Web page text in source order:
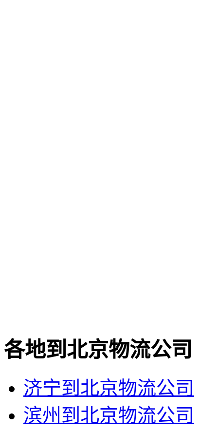
各地到北京物流公司
济宁到北京物流公司
滨州到北京物流公司